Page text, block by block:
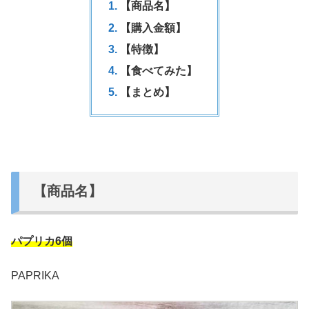
【商品名】
【購入金額】
【特徴】
【食べてみた】
【まとめ】
【商品名】
パプリカ6個
PAPRIKA